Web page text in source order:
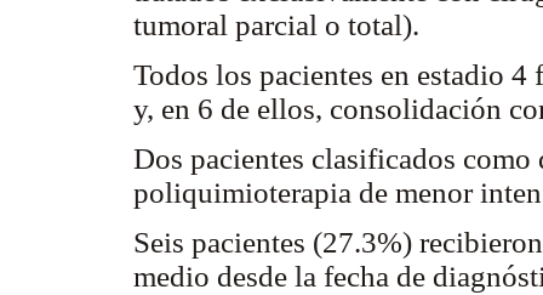
tumoral parcial o total).
Todos los pacientes en estadio
y, en 6 de ellos, consolidación
Dos pacientes clasificados
poliquimioterapia de menor
Seis pacientes (27.3%)
medio desde la fecha de